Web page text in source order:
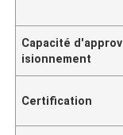
Capacité d'approv
isionnement
Certification